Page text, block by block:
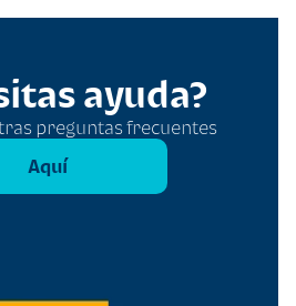
ayuda?
preguntas frecuentes
Aquí